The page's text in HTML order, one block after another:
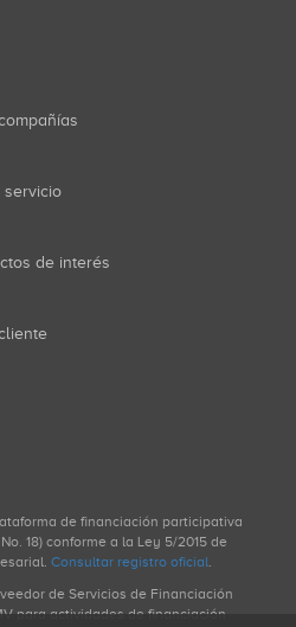
servicio
de interés
de financiación participativa
18) conforme a la Ley 5/2015 de
Consultar registro oficial.
de Servicios de Financiación
para actividades de financiación